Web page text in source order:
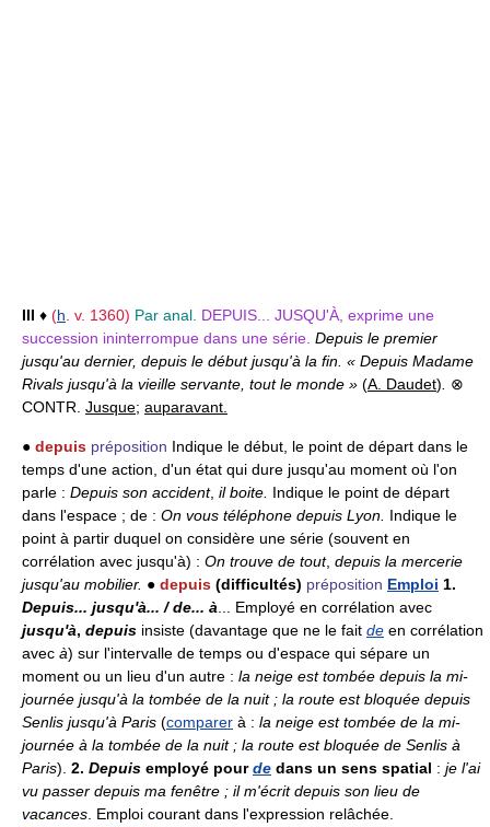
III ♦ (h. v. 1360) Par anal. DEPUIS... JUSQU'À, exprime une
succession ininterrompue dans une série. Depuis le premier
jusqu'au dernier, depuis le début jusqu'à la fin. « Depuis Madame
Rivals jusqu'à la vieille servante, tout le monde » (A. Daudet). ⊗
CONTR. Jusque; auparavant.
● depuis préposition Indique le début, le point de départ dans le
temps d'une action, d'un état qui dure jusqu'au moment où l'on
parle : Depuis son accident, il boite. Indique le point de départ
dans l'espace ; de : On vous téléphone depuis Lyon. Indique le
point à partir duquel on considère une série (souvent en
corrélation avec jusqu'à) : On trouve de tout, depuis la mercerie
jusqu'au mobilier. ● depuis (difficultés) préposition Emploi 1.
Depuis... jusqu'à... / de... à... Employé en corrélation avec
jusqu'à, depuis insiste (davantage que ne le fait de en corrélation
avec à) sur l'intervalle de temps ou d'espace qui sépare un
moment ou un lieu d'un autre : la neige est tombée depuis la mi-
journée jusqu'à la tombée de la nuit ; la route est bloquée depuis
Senlis jusqu'à Paris (comparer à : la neige est tombée de la mi-
journée à la tombée de la nuit ; la route est bloquée de Senlis à
Paris). 2. Depuis employé pourde dans un sens spatial : je l'ai
vu passer depuis ma fenêtre ; il m'écrit depuis son lieu de
vacances. Emploi courant dans l'expression relâchée.